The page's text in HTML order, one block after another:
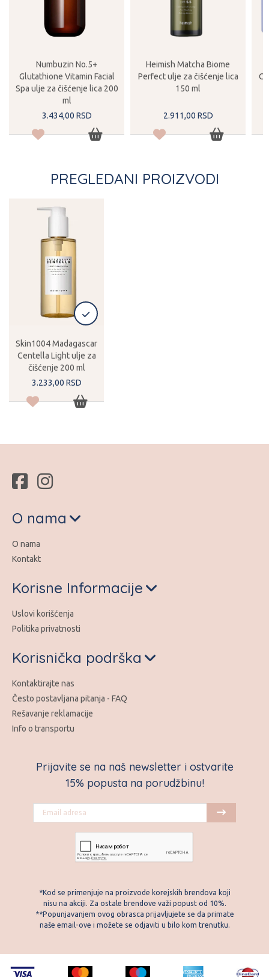
Numbuzin No.5+
Glutathione Vitamin Facial
Spa ulje za čišćenje lica 200
ml
3.434,00 RSD
Heimish Matcha Biome
Perfect ulje za čišćenje lica
150 ml
2.911,00 RSD
PREGLEDANI PROIZVODI
Skin1004 Madagascar
Centella Light ulje za
čišćenje 200 ml
3.233,00 RSD
Prijavite se na naš newsletter i ostvarite
15% popusta na porudžbinu!
*Kod se primenjuje na proizvode korejskih brendova koji
nisu na akciji. Za ostale brendove važi popust od 10%.
**Popunjavanjem ovog obrasca prijavljujete se da primate
naše email-ove i možete se odjaviti u bilo kom trenutku.
O nama
O nama
Kontakt
Korisne Informacije
Uslovi korišćenja
Politika privatnosti
Korisnička podrška
Kontaktirajte nas
Često postavljana pitanja - FAQ
Rešavanje reklamacije
Info o transportu